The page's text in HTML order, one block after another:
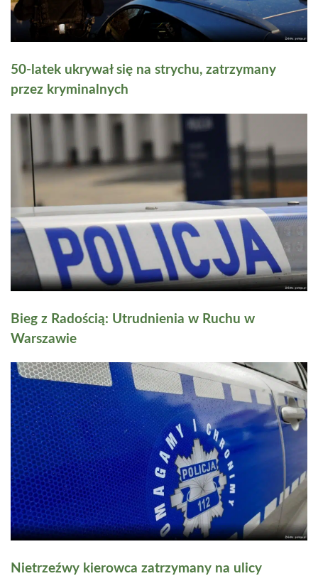
50-latek ukrywał się na strychu, zatrzymany
przez kryminalnych
Bieg z Radością: Utrudnienia w Ruchu w
Warszawie
Nietrzeźwy kierowca zatrzymany na ulicy